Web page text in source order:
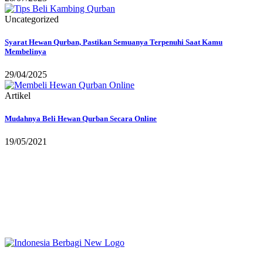
Uncategorized
Syarat Hewan Qurban, Pastikan Semuanya Terpenuhi Saat Kamu
Membelinya
29/04/2025
Artikel
Mudahnya Beli Hewan Qurban Secara Online
19/05/2021